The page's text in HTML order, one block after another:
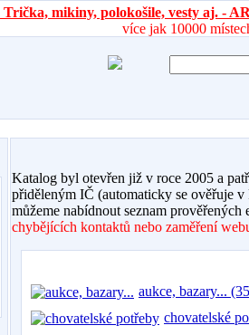
Trička, mikiny, polokošile, vesty aj. -
více jak 10000
Katalog byl otevřen již v roce 2005 a
přiděleným IČ (automaticky se ověřuje
můžeme nabídnout seznam
chybějících kontaktů nebo zaměření
aukce, bazary...
chovatelské